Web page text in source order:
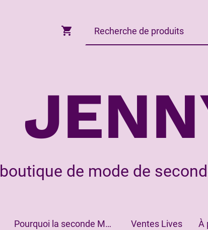
boutique de mode de
Pourquoi la seconde Main? Ventes Lives À